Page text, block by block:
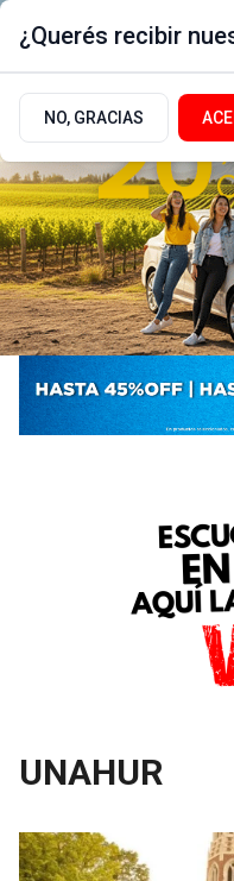
UNAHUR
¿Querés recibir
NO, GRACIAS